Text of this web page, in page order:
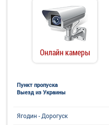
Онлайн камеры
Пункт пропуска
Выезд из Украины
Ягодин - Дорогуск